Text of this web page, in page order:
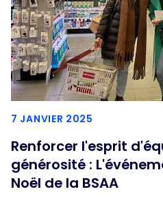
7 JANVIER 2025
Renforcer l'esprit
générosité :
Noël de la BSAA